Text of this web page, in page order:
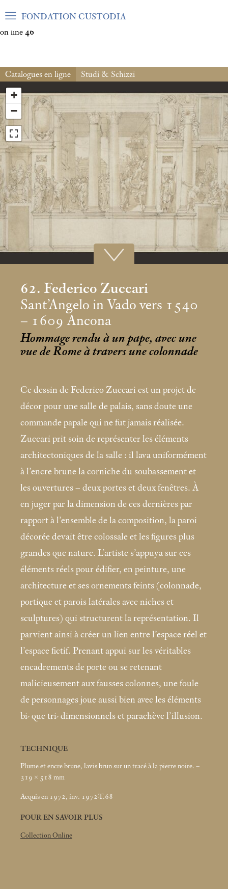
Warning: Undefined array key "var_mode" in
on line 46
FONDATION CUSTODIA
Catalogues en ligne Studi & Schizzi
+
−
62. Federico Zuccari
Sant’Angelo in Vado vers 1540
– 1609 Ancona
Hommage rendu à un pape, avec une
vue de Rome à travers une colonnade
Ce dessin de Federico Zuccari est un projet de
décor pour une salle de palais, sans doute une
commande papale qui ne fut jamais réalisée.
Zuccari prit soin de représenter les éléments
architectoniques de la salle : il lava uniformément
à l’encre brune la corniche du soubassement et
les ouvertures – deux portes et deux fenêtres. À
en juger par la dimension de ces dernières par
rapport à l’ensemble de la composition, la paroi
décorée devait être colossale et les figures plus
grandes que nature. L’artiste s’appuya sur ces
éléments réels pour édifier, en peinture, une
architecture et ses ornements feints (colonnade,
portique et parois latérales avec niches et
sculptures) qui structurent la représentation. Il
parvient ainsi à créer un lien entre l’espace réel et
l’espace fictif. Prenant appui sur les véritables
encadrements de porte ou se retenant
malicieusement aux fausses colonnes, une foule
de personnages joue aussi bien avec les éléments
bi- que tri- dimensionnels et parachève l’illusion.
TECHNIQUE
Plume et encre brune, lavis brun sur un tracé à la pierre noire. –
319 × 518 mm
Acquis en 1972, inv. 1972-T.68
POUR EN SAVOIR PLUS
Collection Online